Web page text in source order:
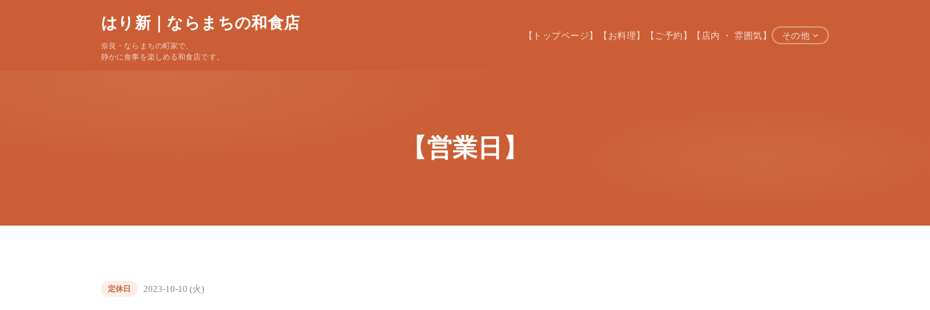
はり新｜ならまちの和食店
奈良・ならまちの町家で、
静かに食事を楽しめる和食店です。
【トップページ】 【お料理】 【ご予約】 【店内 ・ 雰囲気】 その他
【営業日】
定休日 2023-10-10 (火)